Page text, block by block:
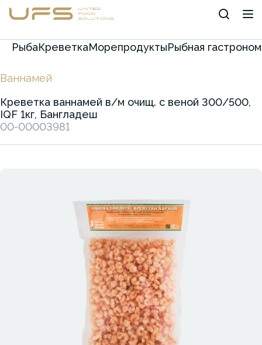
РыбаКреветкаМорепродуктыРыбная
Ваннамей
Креветка ваннамей в/м очищ. с веной 300/500,
IQF 1кг, Бангладеш
00-00003981